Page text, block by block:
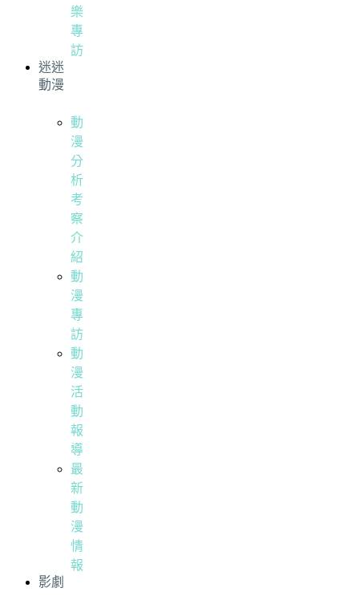
樂
專
訪
迷迷
動漫
動
漫
分
析
考
察
介
紹
動
漫
專
訪
動
漫
活
動
報
導
最
新
動
漫
情
報
影劇